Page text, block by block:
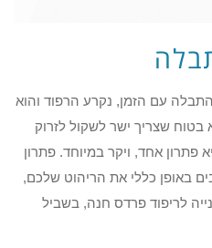
עם הזמן, נקרע הרפוד והוא
שצריך ישר לשקול לזרוק
אחד, ויקר במיוחד. פתרון
באופן כללי את הריהוט שלכם,
לריפוד פרדס חנה, בשביל